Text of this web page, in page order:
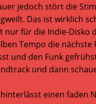
jedoch stört die
Das ist wirklich
für die Indie-Disko
Tempo die
und den Funk
und dann
einen faden